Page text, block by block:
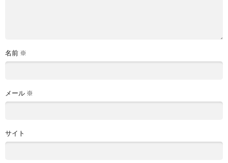
名前 ※
メール ※
サイト